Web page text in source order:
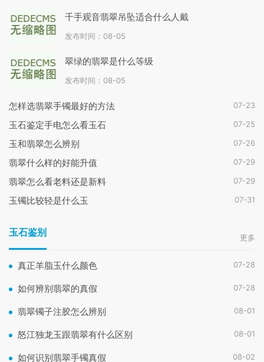
千手观音翡翠吊坠适合什么人戴
发布时间：08-05
翠绿的翡翠是什么等级
发布时间：08-05
怎样选翡翠手镯最好的方法 07-23
玉石鉴定手电怎么看玉石 07-25
玉和翡翠怎么辨别 07-26
翡翠什么样的好能升值 07-29
翡翠怎么看老料还是新料 07-29
玉镯比较轻是什么玉 07-31
玉石鉴别 更多
真正羊脂玉什么颜色 07-28
如何辨别翡翠的真假 07-28
翡翠镯子注胶怎么辨别 08-01
怒江独龙玉跟翡翠有什么区别 08-01
如何识别翡翠手镯真假 08-02